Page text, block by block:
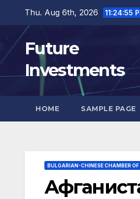
content
Thu. Aug 6th, 2026 11:24:56
Future
Investments
HOME SAMPLE PAGE
BULGARIAN-CHINESE CHAMBER